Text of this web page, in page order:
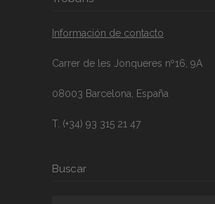
Información de contacto
Carrer de les Jonqueres nº16, 9A
08003 Barcelona, España
T. (+34) 93 315 21 47
Buscar